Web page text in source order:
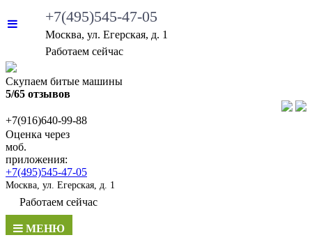
+7(495)545-47-05
Москва, ул. Егерская, д. 1
Работаем сейчас
Скупаем битые машины
5/65 отзывов
+7(916)640-99-88
Оценка через
моб.
приложения:
+7(495)545-47-05
Москва, ул. Егерская, д. 1
Работаем сейчас
МЕНЮ